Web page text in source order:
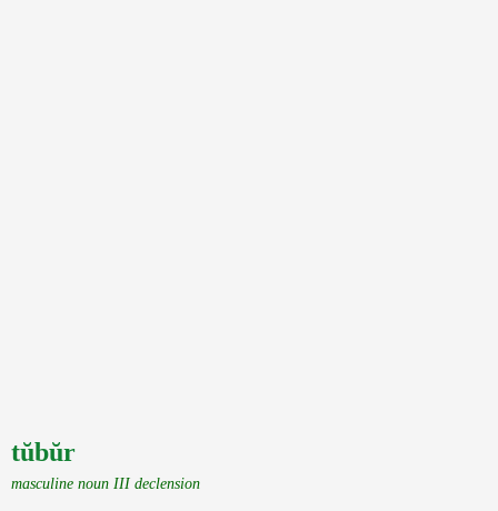
tŭbŭr
masculine noun III declension